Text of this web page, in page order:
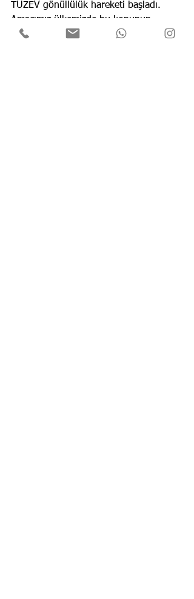
TÜZEV gönüllülük hareketi başladı.
Amacımız ülkemizde bu konunun
farkındalığını artırmak. Sizlerde bizlere